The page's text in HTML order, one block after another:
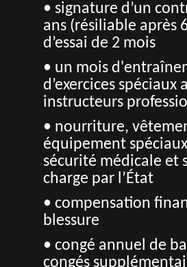
• signature d’un
ans (résiliable après
d’essai de 2 mois
• un mois
d’exercices spéciaux
instructeurs
• nourriture,
équipement
sécurité médicale et
charge par l’État
• compensation
blessure
• congé annuel de
congés